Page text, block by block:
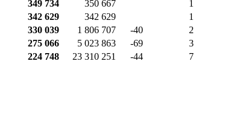
349 734 350 667
1
342 629 342 629
1
330 039 1 806 707 -40
2
275 066 5 023 863 -69
3
224 748 23 310 251 -44
7